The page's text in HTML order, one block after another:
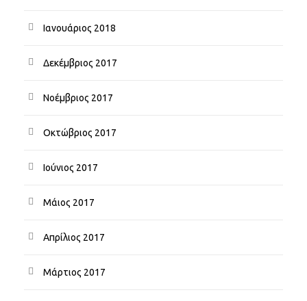
Ιανουάριος 2018
Δεκέμβριος 2017
Νοέμβριος 2017
Οκτώβριος 2017
Ιούνιος 2017
Μάιος 2017
Απρίλιος 2017
Μάρτιος 2017